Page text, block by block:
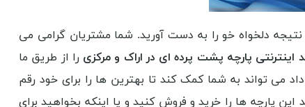
دلخواه خو را به دست آورید. شما مشتریان گرامی می
اینترنتی پارچه پشت پرده ای در اراک و مرکزی را از طریق ما
می تواند به شما کمک کند تا بهترین ها را برای خود رقم
این پارچه ها را خرید و فروش کنید و یا اینکه بخواهید برای